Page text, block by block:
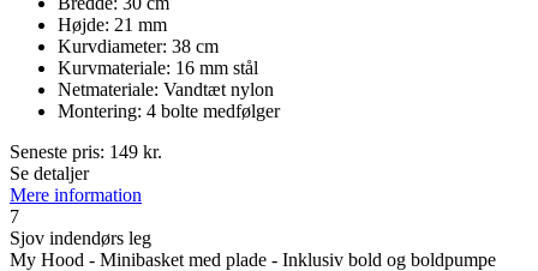
Højde: 21 mm
Kurvdiameter: 38 cm
Kurvmateriale: 16 mm stål
Netmateriale: Vandtæt nylon
Montering: 4 bolte medfølger
Seneste pris: 149 kr.
Se detaljer
Mere information
7
Sjov indendørs leg
My Hood - Minibasket med plade - Inklusiv bold og boldpumpe